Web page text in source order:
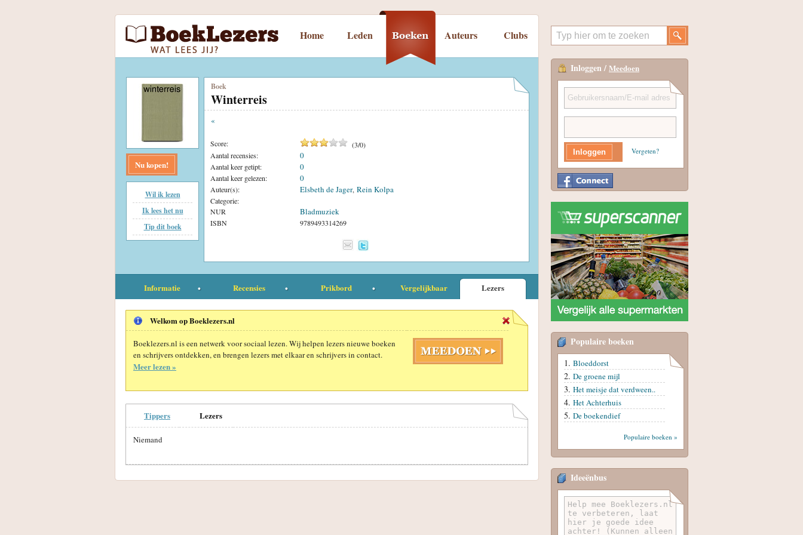
Home Leden Auteurs Clubs
Nu kopen!
Wil ik lezen
Ik lees het nu
Tip dit boek
Boek
Winterreis
«
Score: (3/0)
Aantal recensies:
0
Aantal keer getipt: 0
Aantal keer gelezen: 0
Auteur(s): Elsbeth de Jager, Rein Kolpa
Categorie:
NUR
Bladmuziek
ISBN 9789493314269
Informatie Recensies Prikbord Vergelijkbaar Lezers
Welkom op Boeklezers.nl
Boeklezers.nl is een netwerk voor sociaal lezen. Wij helpen lezers nieuwe boeken
en schrijvers ontdekken, en brengen lezers met elkaar en schrijvers in contact.
Meer lezen »
Tippers Lezers
Niemand
Inloggen / Meedoen
Vergeten?
Populaire boeken
Bloeddorst
De groene mijl
Het meisje dat verdween..
Het Achterhuis
De boekendief
Populaire boeken »
Ideeënbus